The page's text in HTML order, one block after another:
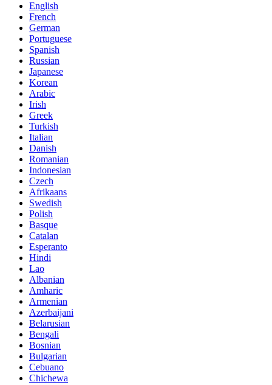
English
French
German
Portuguese
Spanish
Russian
Japanese
Korean
Arabic
Irish
Greek
Turkish
Italian
Danish
Romanian
Indonesian
Czech
Afrikaans
Swedish
Polish
Basque
Catalan
Esperanto
Hindi
Lao
Albanian
Amharic
Armenian
Azerbaijani
Belarusian
Bengali
Bosnian
Bulgarian
Cebuano
Chichewa